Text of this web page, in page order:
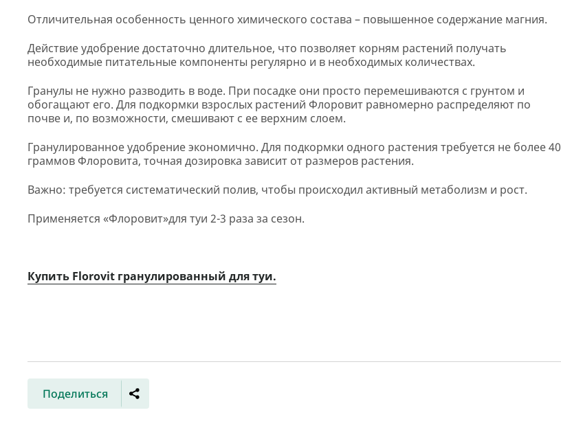
Отличительная особенность ценного химического состава – повышенное содержание магния.
Действие удобрение достаточно длительное, что позволяет корням растений получать
необходимые питательные компоненты регулярно и в необходимых количествах.
Гранулы не нужно разводить в воде. При посадке они просто перемешиваются с грунтом и
обогащают его. Для подкормки взрослых растений Флоровит равномерно распределяют по
почве и, по возможности, смешивают с ее верхним слоем.
Гранулированное удобрение экономично. Для подкормки одного растения требуется не более 40
граммов Флоровита, точная дозировка зависит от размеров растения.
Важно: требуется систематический полив, чтобы происходил активный метаболизм и рост.
Применяется «Флоровит»для туи 2-3 раза за сезон.
Купить Florovit гранулированный для туи.
Поделиться